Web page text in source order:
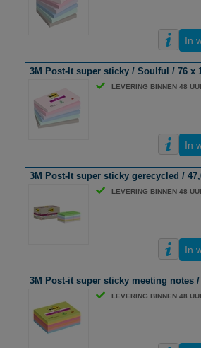
In
3M Post-It super sticky / Soulful / 76 x
LEVERING BINNEN 48
In
3M Post-It super sticky gerecycled /
LEVERING BINNEN 48
In
3M Post-it super sticky meeting notes
LEVERING BINNEN 48